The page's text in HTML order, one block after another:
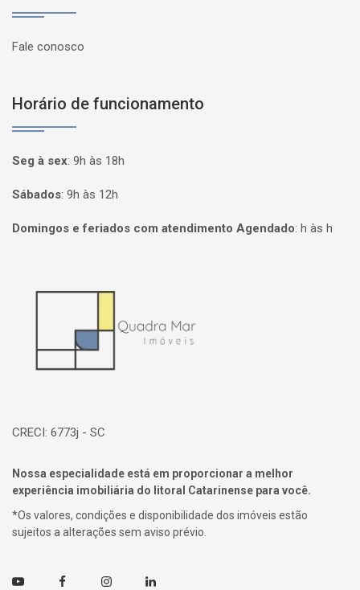
Fale conosco
Horário de funcionamento
Seg à sex: 9h às 18h
Sábados: 9h às 12h
Domingos e feriados com atendimento Agendado: h às h
CRECI: 6773j - SC
Nossa especialidade está em proporcionar a melhor
experiência imobiliária do litoral Catarinense para você.
*Os valores, condições e disponibilidade dos imóveis estão
sujeitos a alterações sem aviso prévio.
Youtube FacebookInstagramLinkedin